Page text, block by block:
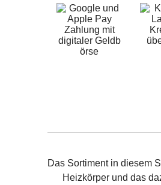
Zahlung mit
digitaler Geldb
örse
Das Sortiment in diesem
Heizkörper und das